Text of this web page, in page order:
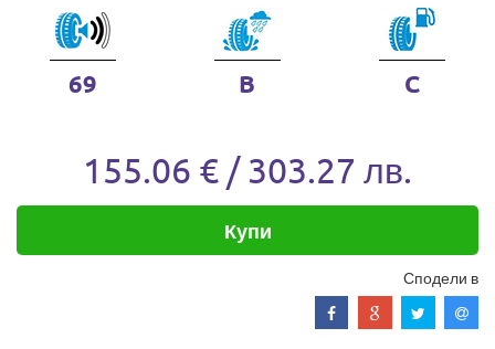
69 B C
155.06 € / 303.27 лв.
Купи
Сподели в